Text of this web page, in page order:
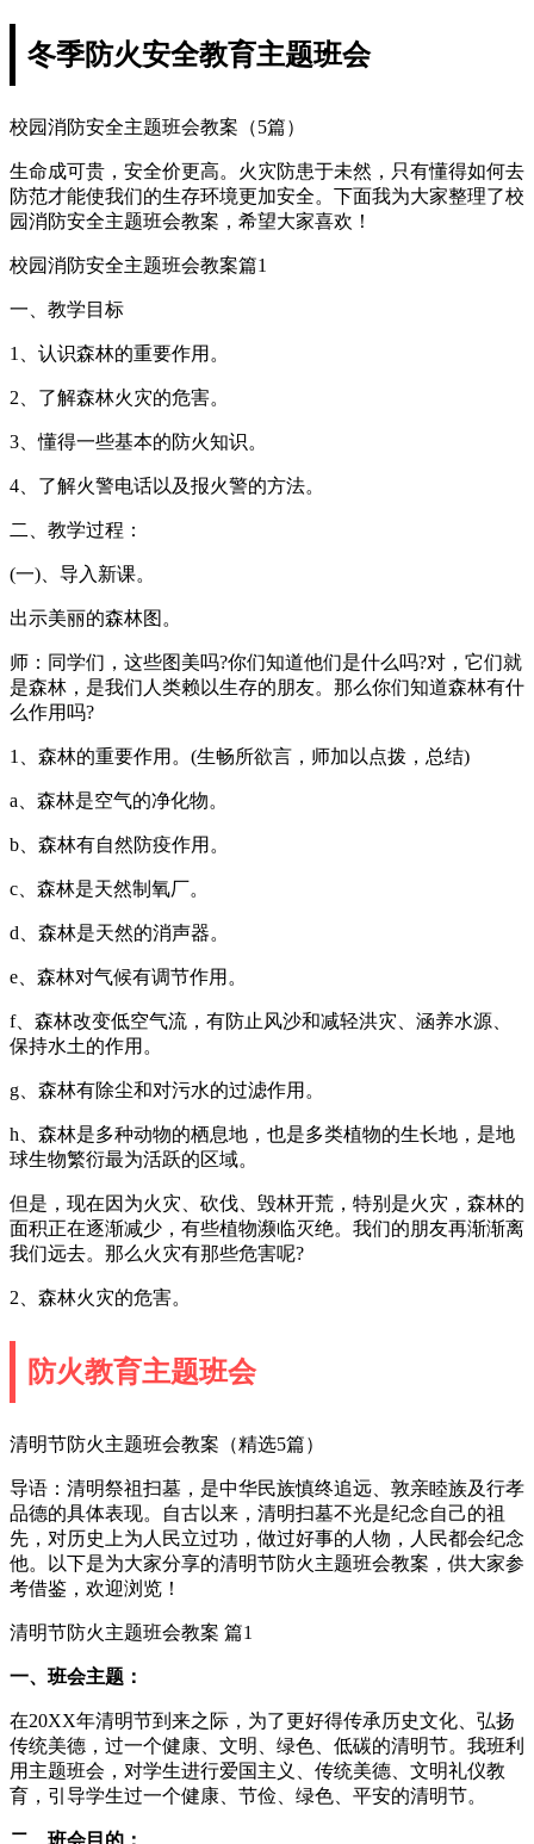
冬季防火安全教育主题班会
校园消防安全主题班会教案（5篇）
生命成可贵，安全价更高。火灾防患于未然，只有懂得如何去
防范才能使我们的生存环境更加安全。下面我为大家整理了校
园消防安全主题班会教案，希望大家喜欢！
校园消防安全主题班会教案篇1
一、教学目标
1、认识森林的重要作用。
2、了解森林火灾的危害。
3、懂得一些基本的防火知识。
4、了解火警电话以及报火警的方法。
二、教学过程：
(一)、导入新课。
出示美丽的森林图。
师：同学们，这些图美吗?你们知道他们是什么吗?对，它们就
是森林，是我们人类赖以生存的朋友。那么你们知道森林有什
么作用吗?
1、森林的重要作用。(生畅所欲言，师加以点拨，总结)
a、森林是空气的净化物。
b、森林有自然防疫作用。
c、森林是天然制氧厂。
d、森林是天然的消声器。
e、森林对气候有调节作用。
f、森林改变低空气流，有防止风沙和减轻洪灾、涵养水源、
保持水土的作用。
g、森林有除尘和对污水的过滤作用。
h、森林是多种动物的栖息地，也是多类植物的生长地，是地
球生物繁衍最为活跃的区域。
但是，现在因为火灾、砍伐、毁林开荒，特别是火灾，森林的
面积正在逐渐减少，有些植物濒临灭绝。我们的朋友再渐渐离
我们远去。那么火灾有那些危害呢?
2、森林火灾的危害。
防火教育主题班会
清明节防火主题班会教案（精选5篇）
导语：清明祭祖扫墓，是中华民族慎终追远、敦亲睦族及行孝
品德的具体表现。自古以来，清明扫墓不光是纪念自己的祖
先，对历史上为人民立过功，做过好事的人物，人民都会纪念
他。以下是为大家分享的清明节防火主题班会教案，供大家参
考借鉴，欢迎浏览！
清明节防火主题班会教案 篇1
一、班会主题：
在20XX年清明节到来之际，为了更好得传承历史文化、弘扬
传统美德，过一个健康、文明、绿色、低碳的清明节。我班利
用主题班会，对学生进行爱国主义、传统美德、文明礼仪教
育，引导学生过一个健康、节俭、绿色、平安的清明节。
二、班会目的：